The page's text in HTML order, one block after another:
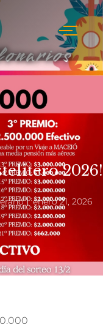
2026!
enero 21, 2026